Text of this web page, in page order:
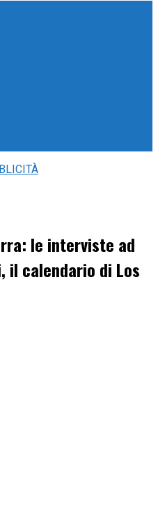
le interviste ad
il calendario di Los